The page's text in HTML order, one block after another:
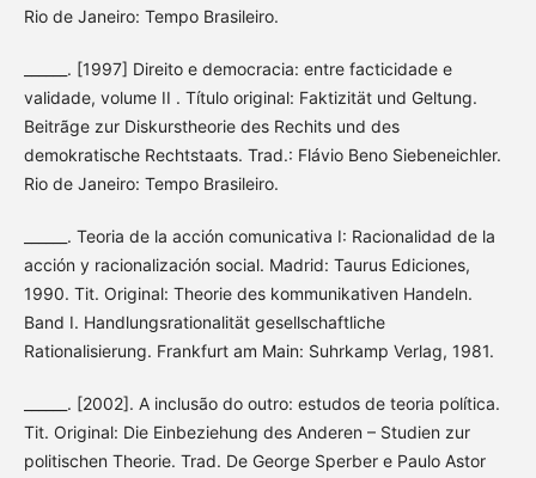
Rio de Janeiro: Tempo Brasileiro.
______. [1997] Direito e democracia: entre facticidade e
validade, volume II . Título original: Faktizität und Geltung.
Beitrãge zur Diskurstheorie des Rechits und des
demokratische Rechtstaats. Trad.: Flávio Beno Siebeneichler.
Rio de Janeiro: Tempo Brasileiro.
______. Teoria de la acción comunicativa I: Racionalidad de la
acción y racionalización social. Madrid: Taurus Ediciones,
1990. Tit. Original: Theorie des kommunikativen Handeln.
Band I. Handlungsrationalität gesellschaftliche
Rationalisierung. Frankfurt am Main: Suhrkamp Verlag, 1981.
______. [2002]. A inclusão do outro: estudos de teoria política.
Tit. Original: Die Einbeziehung des Anderen – Studien zur
politischen Theorie. Trad. De George Sperber e Paulo Astor